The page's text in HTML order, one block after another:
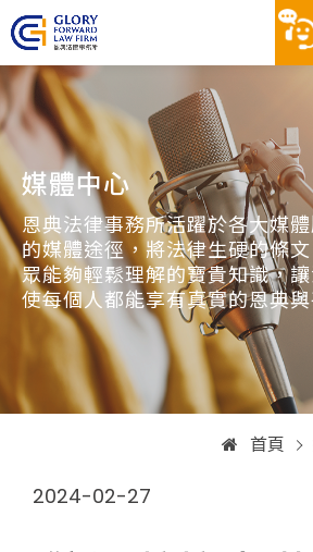
媒體中心
恩典法律事務所活躍於各大媒
的媒體途徑，將法律生硬的條
眾能夠輕鬆理解的寶貴知識，
使每個人都能享有真實的恩典
首頁
2024-02-27